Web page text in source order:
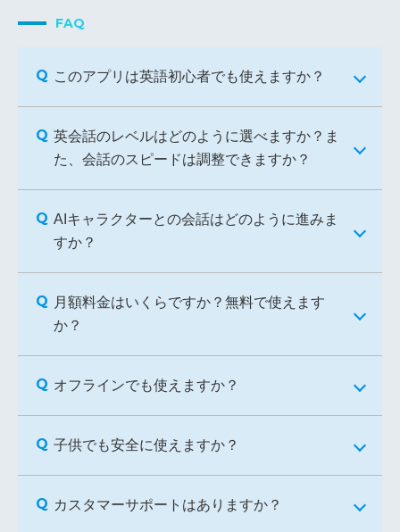
FAQ
このアプリは英語初心者でも使えますか？
英会話のレベルはどのように選べますか？ま
た、会話のスピードは調整できますか？
AIキャラクターとの会話はどのように進みま
すか？
月額料金はいくらですか？無料で使えます
か？
オフラインでも使えますか？
子供でも安全に使えますか？
カスタマーサポートはありますか？